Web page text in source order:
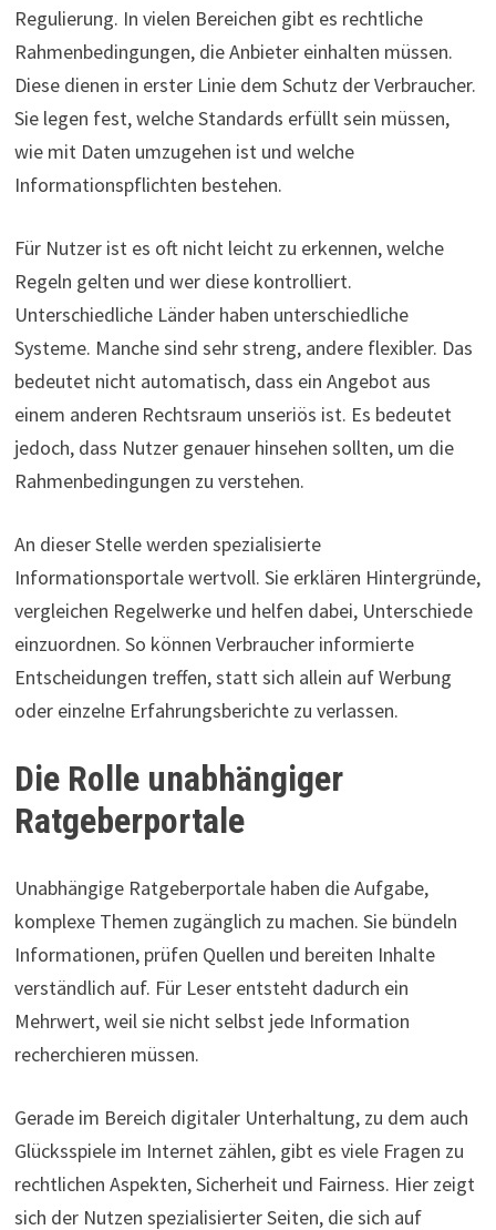
Regulierung. In vielen Bereichen gibt es rechtliche
Rahmenbedingungen, die Anbieter einhalten müssen.
Diese dienen in erster Linie dem Schutz der Verbraucher.
Sie legen fest, welche Standards erfüllt sein müssen,
wie mit Daten umzugehen ist und welche
Informationspflichten bestehen.
Für Nutzer ist es oft nicht leicht zu erkennen, welche
Regeln gelten und wer diese kontrolliert.
Unterschiedliche Länder haben unterschiedliche
Systeme. Manche sind sehr streng, andere flexibler. Das
bedeutet nicht automatisch, dass ein Angebot aus
einem anderen Rechtsraum unseriös ist. Es bedeutet
jedoch, dass Nutzer genauer hinsehen sollten, um die
Rahmenbedingungen zu verstehen.
An dieser Stelle werden spezialisierte
Informationsportale wertvoll. Sie erklären Hintergründe,
vergleichen Regelwerke und helfen dabei, Unterschiede
einzuordnen. So können Verbraucher informierte
Entscheidungen treffen, statt sich allein auf Werbung
oder einzelne Erfahrungsberichte zu verlassen.
Die Rolle unabhängiger
Ratgeberportale
Unabhängige Ratgeberportale haben die Aufgabe,
komplexe Themen zugänglich zu machen. Sie bündeln
Informationen, prüfen Quellen und bereiten Inhalte
verständlich auf. Für Leser entsteht dadurch ein
Mehrwert, weil sie nicht selbst jede Information
recherchieren müssen.
Gerade im Bereich digitaler Unterhaltung, zu dem auch
Glücksspiele im Internet zählen, gibt es viele Fragen zu
rechtlichen Aspekten, Sicherheit und Fairness. Hier zeigt
sich der Nutzen spezialisierter Seiten, die sich auf